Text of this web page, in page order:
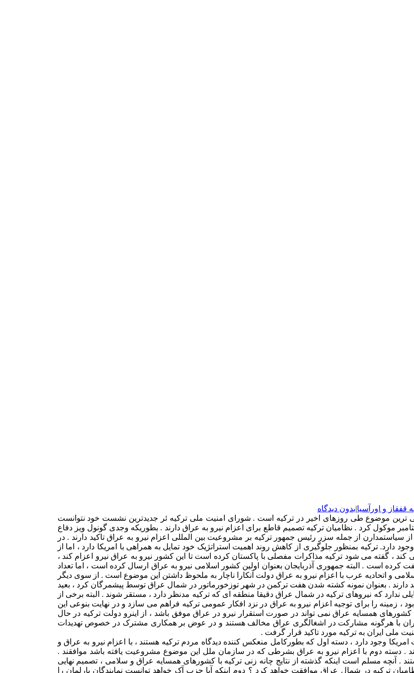
قفقاز و اورآسیا|بدون دیدگاه
ترین موضوع طی روزهای اخیر در ترکیه است . شورای امنیت ملی ترکیه ئر جدیدترین نشست خود نتوانست
موکول کرد . نظامیان ترکیه تصمیم قاطع برای اعزام نیرو به عراق دارند . بطوریکه وجدی گونول ویز دفاع
از جمله سزر رئیس جمهور ترکیه بر مشروعیت بین المللی اعزام نیرو به عراق تاکید دارند . در
ترکیه بمنظور جلوگیری از کاهش روند اهمیت استراتژیک خود تمایل به همراهی با امریکا دارد ، اما از
، گفته می شود ترکیه مذاکرات مفصلی با پاکستان کرده است تا این کشور نیرو به عراق نیرو اعزام کند ،
است . البته جمهوری آذربایجان بعنوان اولین کشور اسلامی نیرو به عراق ارسال کرده است ، اما تعداد
و اتحادیه عرب با اعزام نیرو به عراق دولت آنکارا ناچار به ملحوظ داشتن این موضوع است . از سوی دیگر
. بعنوان نمونه کشته شدن هفت ترکمن در شهر توزخورماتور در شمال عراق توسط پیشمرگان کرد ، بعید
ندارد که نیروهای ترکیه در شمال عراق دقیقا منطقه ای که ترکیه مدنظر دارد ، مستقر شوند . البته برخی از
، زمینه را برای توجیه اعزام نیرو به عراق در نزد افکار عمومی ترکیه فراهم می سازد و در نهایت بنوعی این
همسایه عراق نمی تواند در صورت استقرار نیرو در عراق موفق باشد ، از اینرو دولت ترکیه در حال
با هرگونه مشارکت در اشغالگری عراق مخالف هستند و در عوض بر همکاری مشترک در خصوص تهدیدات
ملی ایران به ترکیه مورد تاکید قرار گرفت .
وجود دارد ، دسته اول که بطورکامل منعکس کننده دیدگاه مردم ترکیه هستند ، با اعزام نیرو به عراق و
. دسته دوم با اعزام نیرو به عراق بشرطی که در سازمان ملل این موضوع مشروعیت یافته باشد موافقند .
. آنچه مسلم است اینکه گذشته از نتایج چانه زنی ترکیه با کشورهای همسایه عراق و سلامی ، تصمیم نهایی
ترکیه در شمال عراق موافقت خواهد کرد ؟ دوم اینکه آیا حزب آک خواهد توانست نمایندگان پارلمان را